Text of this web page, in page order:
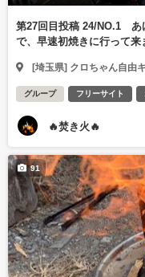
第27回目投稿 24/NO.1 あ
で、早速初焼きに行って来
[埼玉県] クロちゃん自由
グループ フリーサイト
🔥焚き火🔥
91